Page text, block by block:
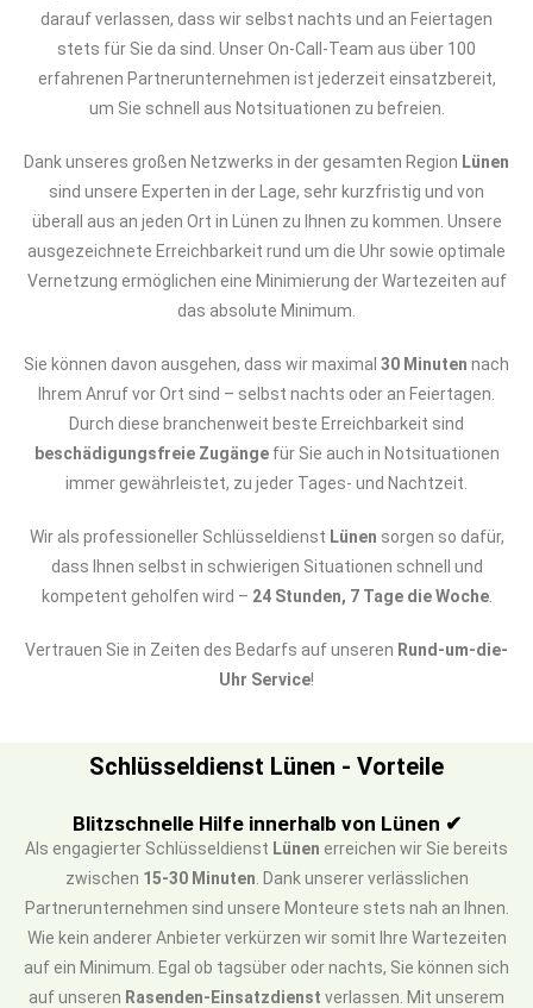
darauf verlassen, dass wir selbst nachts und an Feiertagen
stets für Sie da sind. Unser On-Call-Team aus über 100
erfahrenen Partnerunternehmen ist jederzeit einsatzbereit,
um Sie schnell aus Notsituationen zu befreien.
Dank unseres großen Netzwerks in der gesamten Region Lünen
sind unsere Experten in der Lage, sehr kurzfristig und von
überall aus an jeden Ort in Lünen zu Ihnen zu kommen. Unsere
ausgezeichnete Erreichbarkeit rund um die Uhr sowie optimale
Vernetzung ermöglichen eine Minimierung der Wartezeiten auf
das absolute Minimum.
Sie können davon ausgehen, dass wir maximal 30 Minuten nach
Ihrem Anruf vor Ort sind – selbst nachts oder an Feiertagen.
Durch diese branchenweit beste Erreichbarkeit sind
beschädigungsfreie Zugängefür Sie auch in Notsituationen
immer gewährleistet, zu jeder Tages- und Nachtzeit.
Wir als professioneller Schlüsseldienst Lünen sorgen so dafür,
dass Ihnen selbst in schwierigen Situationen schnell und
kompetent geholfen wird – 24 Stunden, 7 Tage die Woche.
Vertrauen Sie in Zeiten des Bedarfs auf unseren Rund-um-die-
Uhr Service!
Schlüsseldienst Lünen - Vorteile
Blitzschnelle Hilfe innerhalb von Lünen ✔
Als engagierter Schlüsseldienst Lünen erreichen wir Sie bereits
zwischen 15-30 Minuten . Dank unserer verlässlichen
Partnerunternehmen sind unsere Monteure stets nah an Ihnen.
Wie kein anderer Anbieter verkürzen wir somit Ihre Wartezeiten
auf ein Minimum. Egal ob tagsüber oder nachts, Sie können sich
auf unseren Rasenden-Einsatzdienst verlassen. Mit unserem